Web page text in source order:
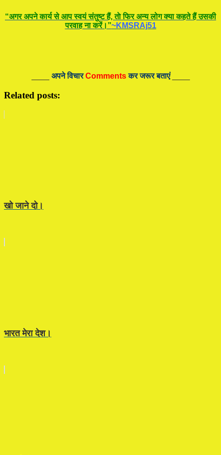
“अगर अपने कार्य से आप स्वयं संतुष्ट हैं, ताे फिर अन्य लोग क्या कहते हैं उसकी
परवाह ना करें।”~KMSRAj51
अपने विचारCommentsकर जरूर बताएं____
Related posts:
खो जाने दो।
भारत मेरा देश।